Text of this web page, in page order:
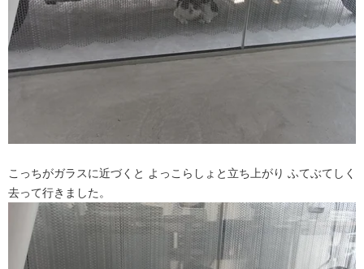
こっちがガラスに近づくと よっこらしょと立ち上がり ふてぶてしく
去って行きました。